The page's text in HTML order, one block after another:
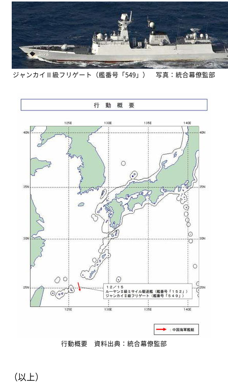
ジャンカイⅡ級フリゲート（艦番号「549」） 写真：統合幕僚監部
行動概要 資料出典：統合幕僚監部
（以上）